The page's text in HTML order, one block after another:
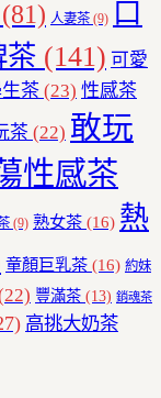
(81) 人妻茶 (9)
口
茶 (141) 可愛
茶 (23) 性感茶
茶 (22) 敢玩
性感茶
(9) 熟女茶 (16) 熱
童顏巨乳茶 (16) 約妹
豐滿茶 (13) 銷魂茶
高挑大奶茶